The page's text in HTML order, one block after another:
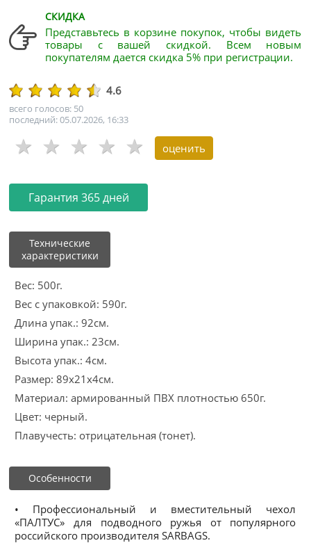
СКИДКА
Представьтесь в корзине покупок, чтобы видеть
товары с вашей скидкой. Всем новым
покупателям дается скидка 5% при регистрации.
4.6
всего голосов: 50
последний: 05.07.2026, 16:33
Гарантия 365 дней
Технические
характеристики
Вес: 500г.
Вес с упаковкой: 590г.
Длина упак.: 92см.
Ширина упак.: 23см.
Высота упак.: 4см.
Размер: 89x21x4см.
Материал: армированный ПВХ плотностью 650г.
Цвет: черный.
Плавучесть: отрицательная (тонет).
Особенности
• Профессиональный и вместительный чехол
«ПАЛТУС» для подводного ружья от популярного
российского производителя SARBAGS.